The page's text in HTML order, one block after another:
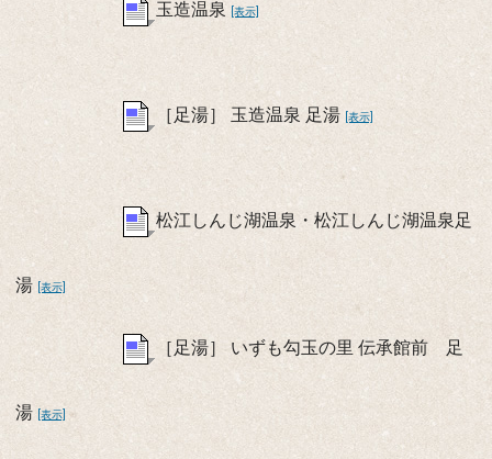
玉造温泉 [表示]
［足湯］ 玉造温泉 足湯 [表示]
松江しんじ湖温泉・松江しんじ湖温泉足
湯 [表示]
［足湯］ いずも勾玉の里 伝承館前 足
湯 [表示]